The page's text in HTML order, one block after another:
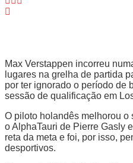
Max Verstappen incorreu
lugares na grelha de partida
por ter ignorado o período de
sessão de qualificação em
O piloto holandês melhorou o
o AlphaTauri de Pierre Gasly
reta da meta e foi, por isso,
desportivos.